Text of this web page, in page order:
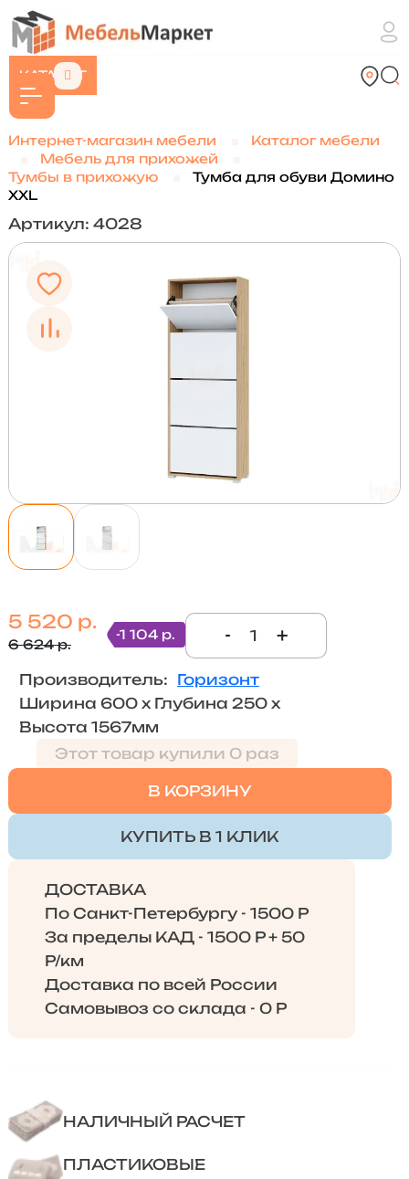
КАТАЛОГ
Интернет-магазин мебели
Каталог мебели
Мебель для прихожей
Тумбы в прихожую
Тумба для обуви Домино
XXL
Артикул: 4028
5 520 р.
6 624 р.
-1 104 р. - +
Производитель: Горизонт
Ширина 600 х Глубина 250 х
Высота 1567мм
Этот товар купили 0 раз
В КОРЗИНУ
КУПИТЬ В 1 КЛИК
ДОСТАВКА
По Санкт-Петербургу - 1500 Р
За пределы КАД - 1500 Р + 50
Р/км
Доставка по всей России
Самовывоз со склада - 0 Р
НАЛИЧНЫЙ РАСЧЕТ
ПЛАСТИКОВЫЕ